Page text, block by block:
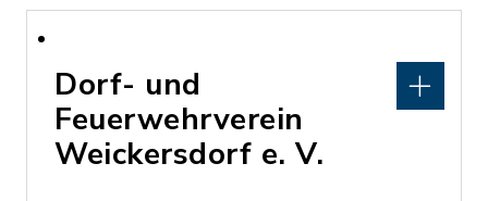
Dorf- und
Feuerwehrverein
Weickersdorf e. V.